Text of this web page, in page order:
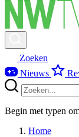
Zoeken
Nieuws
Begin met typen
Home